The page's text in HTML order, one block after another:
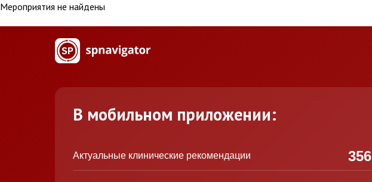
Мероприятия не найдены
В мобильном приложении:
Актуальные клинические рекомендации 356